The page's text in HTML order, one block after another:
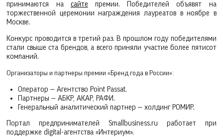
принимаются на сайте премии. Победителей объявят на
торжественной церемонии награждения лауреатов в ноябре в
Москве.
Конкурс проводится в третий раз. В прошлом году победителями
стали свыше ста брендов, а всего приняли участие более пятисот
компаний.
Организаторы и партнеры премии «Бренд года в России»:
Оператор — Агентство Point Passat.
Партнеры — АБКР, АКАР, РАФИ.
Генеральный аналитический партнер — холдинг РОМИР.
Портал предпринимателей Smallbusiness.ru работает при
поддержке digital-агентства «Интериум».